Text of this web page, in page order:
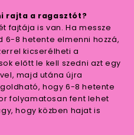
rajta a ragasztót?
fajtája is van. Ha messze
6-8 hetente elmenni hozzá,
kicserélheti a
előtt le kell szedni azt egy
majd utána újra
hogy 6-8 hetente
folyamatosan fent lehet
hogy közben hajat is